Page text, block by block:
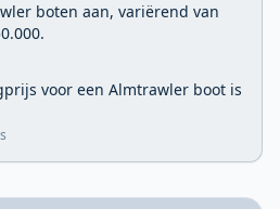
boten aan, variërend van
voor een Almtrawler boot is